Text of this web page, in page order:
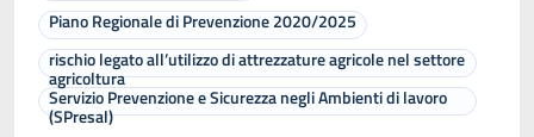
Piano Regionale di Prevenzione 2020/2025
rischio legato all’utilizzo di attrezzature agricole nel settore
agricoltura
Servizio Prevenzione e Sicurezza negli Ambienti di lavoro
(SPresal)